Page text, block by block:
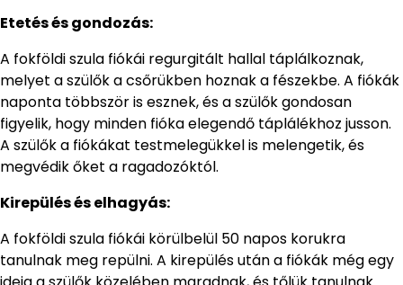
Etetés és gondozás:
A fokföldi szula fiókái regurgitált hallal táplálkoznak,
melyet a szülők a csőrükben hoznak a fészekbe. A fiókák
naponta többször is esznek, és a szülők gondosan
figyelik, hogy minden fióka elegendő táplálékhoz jusson.
A szülők a fiókákat testmelegükkel is melengetik, és
megvédik őket a ragadozóktól.
Kirepülés és elhagyás:
A fokföldi szula fiókái körülbelül 50 napos korukra
tanulnak meg repülni. A kirepülés után a fiókák még egy